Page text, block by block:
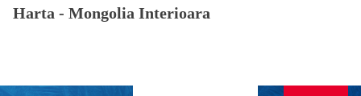
Harta - Mongolia Interioara